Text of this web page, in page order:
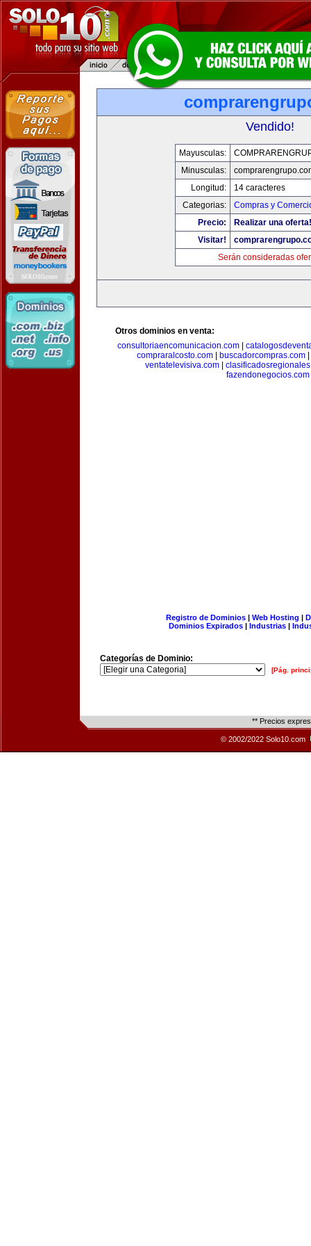
Vendido!
Mayusculas:
Minusculas:
Longitud:
14 caracteres
Categorias:
Compras y
Precio:
Realizar una oferta!
Visitar!
Serán consideradas
Otros dominios en venta:
consultoriaencomunicacion.com
compraralcosto.com| buscadorcompras.com|
ventatelevisiva.com
fazendonegocios.com
Registro de Dominios| Web Hosting |
Dominios Expirados | Industrias |
Categorías de Dominio:
[Pág.
** Precios
© 2002/2022 Solo10.com